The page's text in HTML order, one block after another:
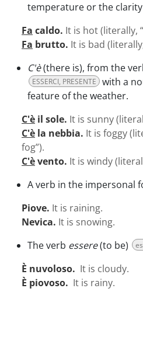
temperature or the clarity
Fa caldo. It is hot (literally, “
Fa brutto. It is bad
C'è(there is), from the
ESSERCI, PRESENTE
with a
feature of the weather.
C'è il sole. It is sunny
C'è la nebbia. It is foggy
fog”).
C'èvento. It is windy
A verb in the impersonal
Piove. It is raining.
Nevica. It is snowing.
The verb essere(to be)
È nuvoloso. It is cloudy.
È piovoso. It is rainy.